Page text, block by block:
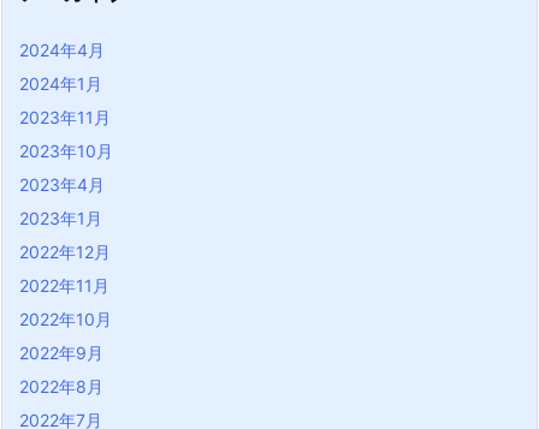
2024年4月
2024年1月
2023年11月
2023年10月
2023年4月
2023年1月
2022年12月
2022年11月
2022年10月
2022年9月
2022年8月
2022年7月